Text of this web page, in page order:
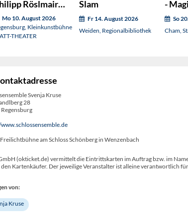
Röslmair
Mo 10. August 2026
Kleinkunstbühne
THEATER
Slam
Fr 14. August 2026
Weiden, Regionalbibliothek
-
So
Cham,
Svenja Kruse
28
am Schloss Schönberg in Wenzenbach
(okticket.de) vermittelt die Eintrittskarten im Auftrag bzw. im
den Kartenkäufer. Der jeweilige Veranstalter ist alleine verantwortlich
von:
Kruse